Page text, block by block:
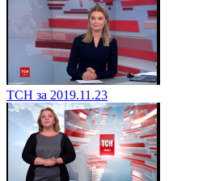
ТСН за 2019.11.23